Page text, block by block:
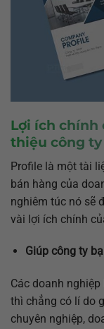
Lợi ích chính
thiệu công ty
Profile là một tài
bán hàng của
nghiêm túc nó sẽ
vài lợi ích chính
Giúp công ty
Các doanh
thì chẳng có lí do
chuyên nghiệp,